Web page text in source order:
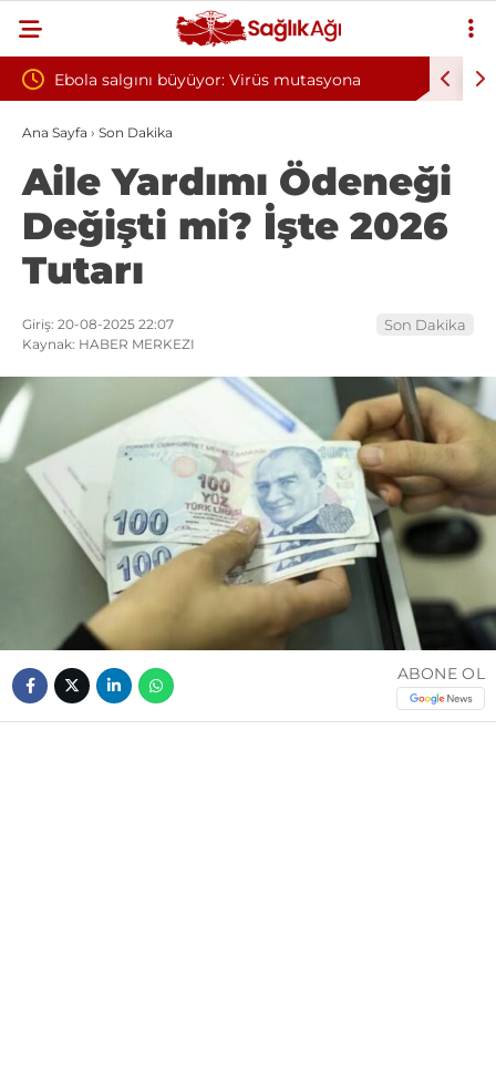
Virüs mutasyona Yılın ilk 6 ayında 10 bini aşkın
Ana Sayfa › Son Dakika
Aile Yardımı Ödeneği
Değişti mi? İşte 2026
Tutarı
Giriş: 20-08-2025 22:07
Kaynak: HABER MERKEZI
Son Dakika
ABONE OL